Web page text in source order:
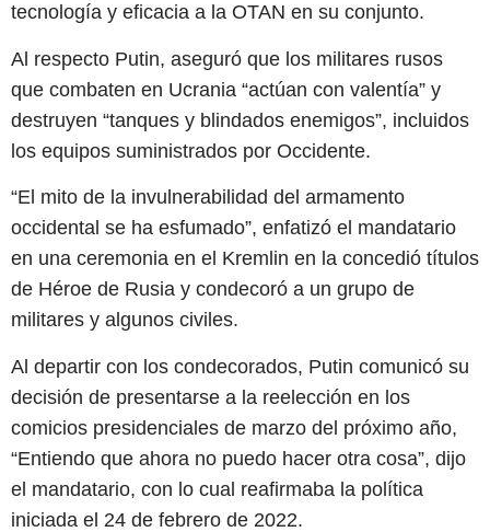
tecnología y eficacia a la OTAN en su conjunto.
Al respecto Putin, aseguró que los militares rusos
que combaten en Ucrania “actúan con valentía” y
destruyen “tanques y blindados enemigos”, incluidos
los equipos suministrados por Occidente.
“El mito de la invulnerabilidad del armamento
occidental se ha esfumado”, enfatizó el mandatario
en una ceremonia en el Kremlin en la concedió títulos
de Héroe de Rusia y condecoró a un grupo de
militares y algunos civiles.
Al departir con los condecorados, Putin comunicó su
decisión de presentarse a la reelección en los
comicios presidenciales de marzo del próximo año,
“Entiendo que ahora no puedo hacer otra cosa”, dijo
el mandatario, con lo cual reafirmaba la política
iniciada el 24 de febrero de 2022.